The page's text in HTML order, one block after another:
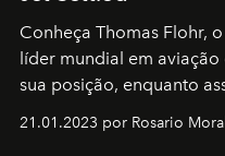
Conheça Thomas Flohr,
líder mundial em
sua posição, enquanto
em rápida evolução e
21.01.2023 por Rosario